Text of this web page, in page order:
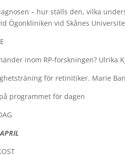
– hur ställs den, vilka
Ögonkliniken vid Skånes
inom RP-forskningen? Ulrika
för retinitiker. Marie
programmet för dagen